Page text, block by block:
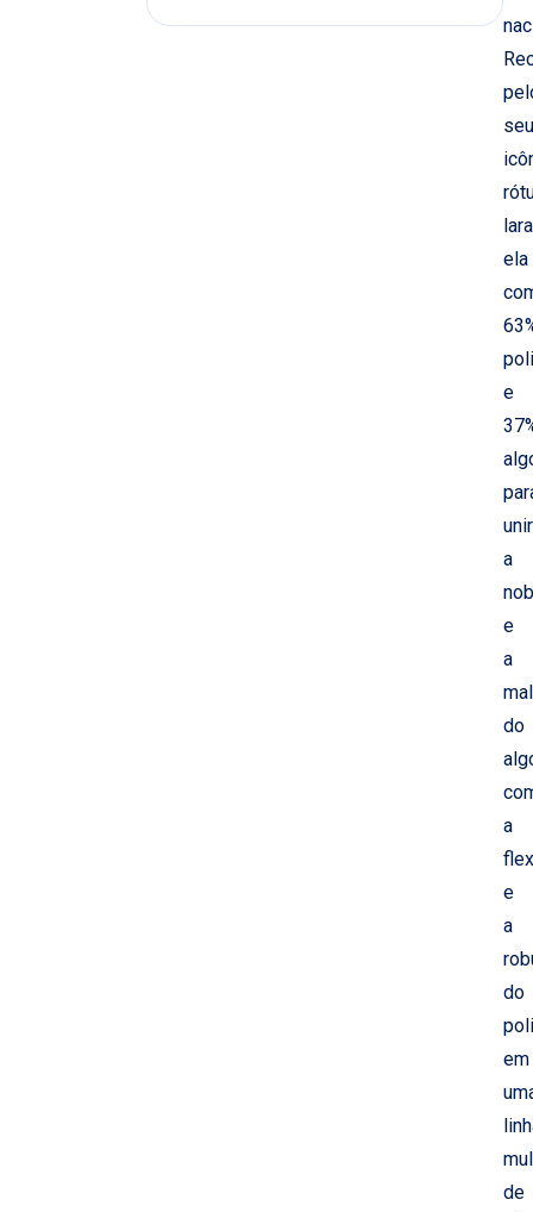
seu
ela
e
unir
a
e
a
do
a
e
a
do
em
de